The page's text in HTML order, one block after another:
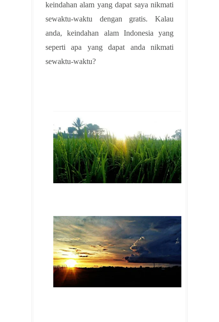
keindahan alam yang dapat saya nikmati
sewaktu-waktu dengan gratis. Kalau
anda, keindahan alam Indonesia yang
seperti apa yang dapat anda nikmati
sewaktu-waktu?